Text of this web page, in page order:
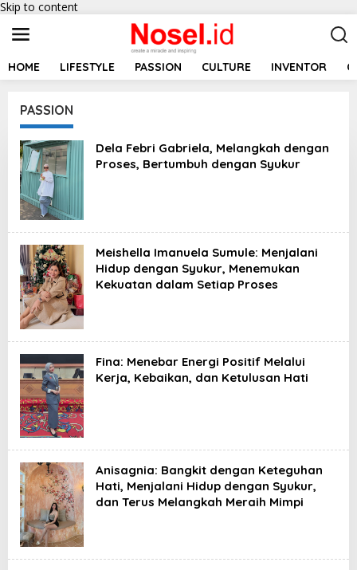
Skip to content
HOME LIFESTYLE PASSION CULTURE INVENTOR
PASSION
Dela Febri Gabriela, Melangkah dengan
Proses, Bertumbuh dengan Syukur
Meishella Imanuela Sumule: Menjalani
Hidup dengan Syukur, Menemukan
Kekuatan dalam Setiap Proses
Fina: Menebar Energi Positif Melalui
Kerja, Kebaikan, dan Ketulusan Hati
Anisagnia: Bangkit dengan Keteguhan
Hati, Menjalani Hidup dengan Syukur,
dan Terus Melangkah Meraih Mimpi